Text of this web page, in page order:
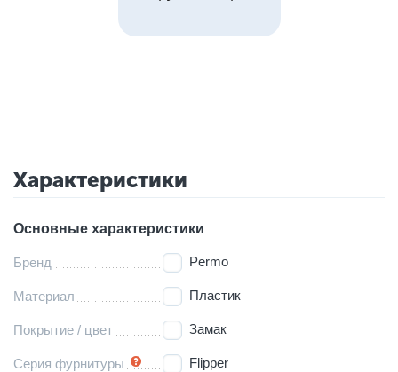
Характеристики
Основные характеристики
Бренд Permo
Материал Пластик
Покрытие / цвет Замак
Серия фурнитуры Flipper